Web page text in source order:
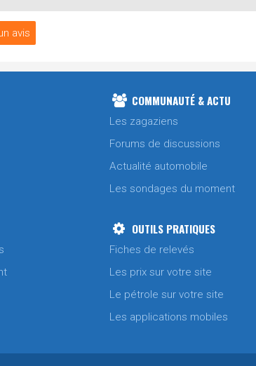
avis
COMMUNAUTÉ & ACTU
Les zagaziens
Forums de discussions
Actualité automobile
Les sondages du moment
OUTILS PRATIQUES
Fiches de relevés
Les prix sur votre site
Le pétrole sur votre site
Les applications mobiles